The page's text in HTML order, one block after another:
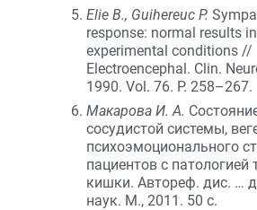
Elie B., Guihereuc P.
response: normal results
experimental conditions //
Electroencephal. Clin.
1990. Vol. 76. P. 258–267.
Макарова И. А.
сосудистой системы,
психоэмоционального
пациентов с патологией
кишки. Автореф. дис. …
наук. М., 2011. 50 с.